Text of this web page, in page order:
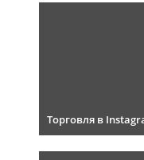
Торговля в